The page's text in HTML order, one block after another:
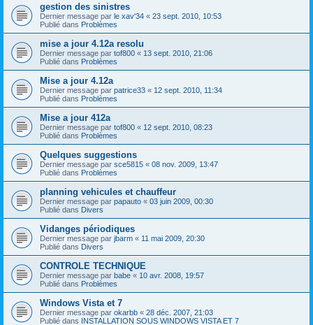
gestion des sinistres
Dernier message par le xav'34 « 23 sept. 2010, 10:53
Publié dans Problèmes
mise a jour 4.12a resolu
Dernier message par tof800 « 13 sept. 2010, 21:06
Publié dans Problèmes
Mise a jour 4.12a
Dernier message par patrice33 « 12 sept. 2010, 11:34
Publié dans Problèmes
Mise a jour 412a
Dernier message par tof800 « 12 sept. 2010, 08:23
Publié dans Problèmes
Quelques suggestions
Dernier message par sce5815 « 08 nov. 2009, 13:47
Publié dans Problèmes
planning vehicules et chauffeur
Dernier message par papauto « 03 juin 2009, 00:30
Publié dans Divers
Vidanges périodiques
Dernier message par jbarm « 11 mai 2009, 20:30
Publié dans Divers
CONTROLE TECHNIQUE
Dernier message par babe « 10 avr. 2008, 19:57
Publié dans Problèmes
Windows Vista et 7
Dernier message par okarbb « 28 déc. 2007, 21:03
Publié dans INSTALLATION SOUS WINDOWS VISTA ET 7